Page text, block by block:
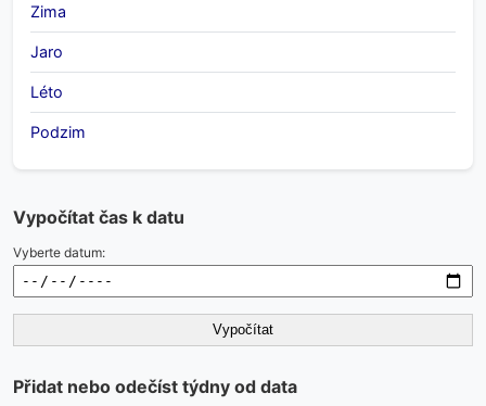
Zima
Jaro
Léto
Podzim
Vypočítat čas k datu
Vyberte datum:
Vypočítat
Přidat nebo odečíst týdny od data